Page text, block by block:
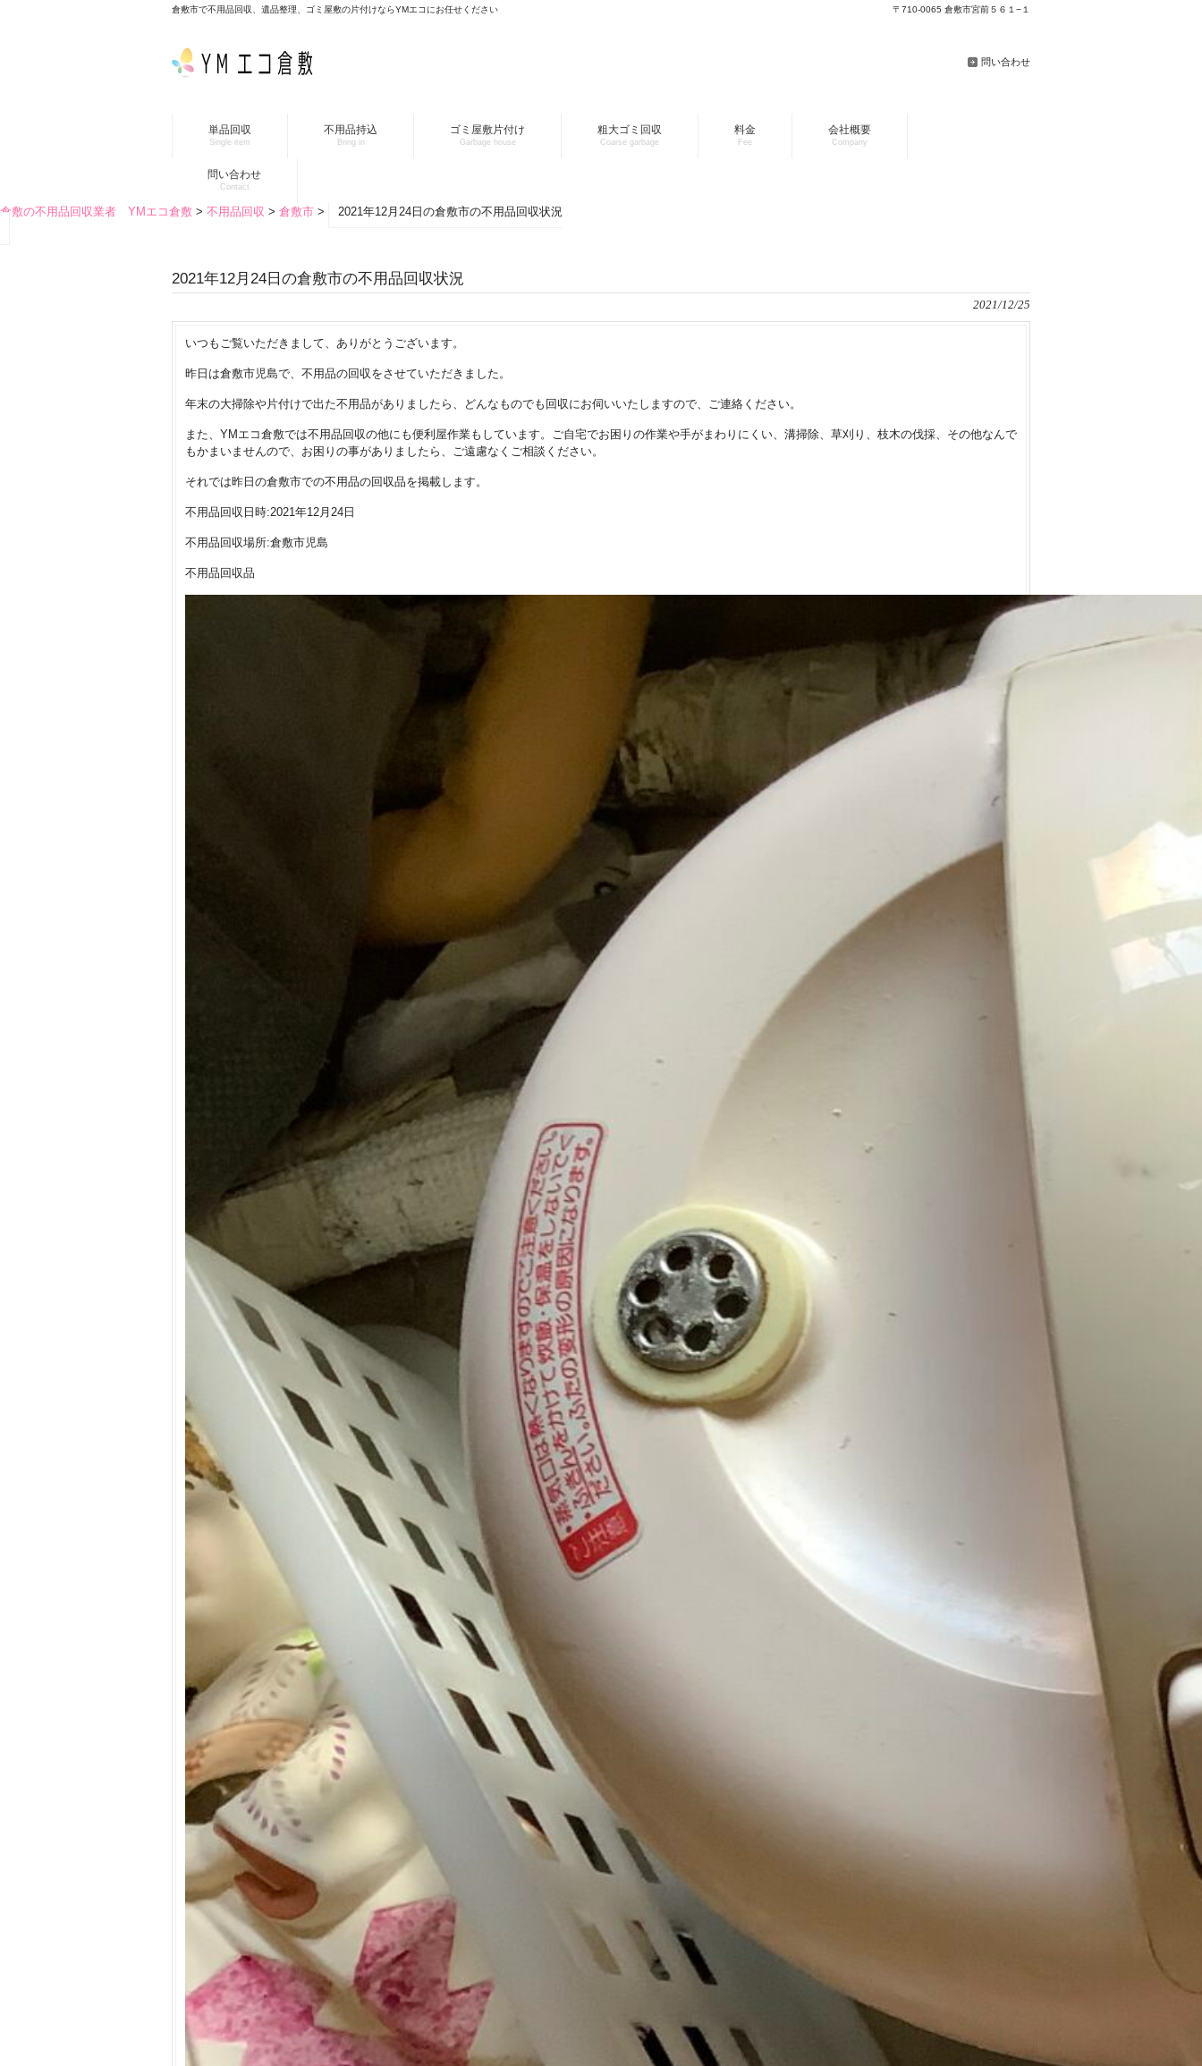
倉敷市で不用品回収、遺品整理、ゴミ屋敷の片付けならYMエコにお任せください 〒710-0065 倉敷市宮前５６１−１
問い合わせ
単品回収
Single item
不用品持込
Bring in
ゴミ屋敷片付け
Garbage house
粗大ゴミ回収
Coarse garbage
料金
Fee
会社概要
Company
問い合わせ
Contact
倉敷の不用品回収業者 YMエコ倉敷 > 不用品回収 > 倉敷市 > 2021年12月24日の倉敷市の不用品回収状況
2021年12月24日の倉敷市の不用品回収状況
2021/12/25
いつもご覧いただきまして、ありがとうございます。
昨日は倉敷市児島で、不用品の回収をさせていただきました。
年末の大掃除や片付けで出た不用品がありましたら、どんなものでも回収にお伺いいたしますので、ご連絡ください。
また、YMエコ倉敷では不用品回収の他にも便利屋作業もしています。ご自宅でお困りの作業や手がまわりにくい、溝掃除、草刈り、枝木の伐採、その他なんで
もかまいませんので、お困りの事がありましたら、ご遠慮なくご相談ください。
それでは昨日の倉敷市での不用品の回収品を掲載します。
不用品回収日時:2021年12月24日
不用品回収場所:倉敷市児島
不用品回収品